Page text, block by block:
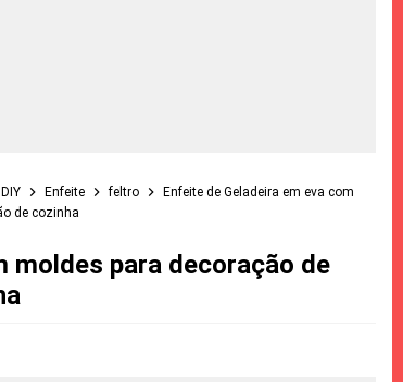
DIY Enfeite feltro
Enfeite de Geladeira em eva com
de cozinha
moldes para decoração de